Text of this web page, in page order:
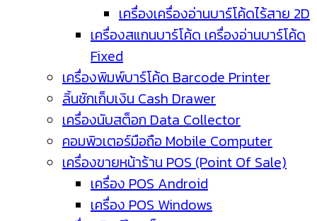
เครื่องเครื่องอ่านบาร์โค้ดไร้สาย 2D
เครื่องสแกนบาร์โค้ด เครื่องอ่านบาร์โค้ด
Fixed
เครื่องพิมพ์บาร์โค้ด Barcode Printer
ลิ้นชักเก็บเงิน Cash Drawer
เครื่องนับสต็อก Data Collector
คอมพิวเตอร์มือถือ Mobile Computer
เครื่องขายหน้าร้าน POS (Point Of Sale)
เครื่อง POS Android
เครื่อง POS Windows